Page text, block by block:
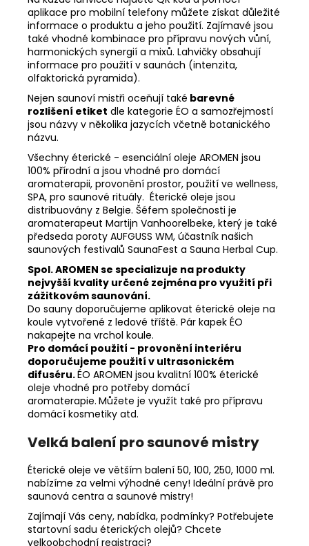
aplikace pro mobilní telefony můžete získat důležité
informace o produktu a jeho použití. Zajímavé jsou
také vhodné kombinace pro přípravu nových vůní,
harmonických synergií a mixů. Lahvičky obsahují
informace pro použití v saunách (intenzita,
olfaktorická pyramida).
Nejen saunoví mistři oceňují také barevné
rozlišení etiket dle kategorie ÉO a samozřejmostí
jsou názvy v několika jazycích včetně botanického
názvu.
Všechny éterické - esenciální oleje AROMEN jsou
100% přírodní a jsou vhodné pro domácí
aromaterapii, provonění prostor, použití ve wellness,
SPA, pro saunové rituály. Éterické oleje jsou
distribuovány z Belgie. Šéfem společnosti je
aromaterapeut Martijn Vanhoorelbeke, který je také
předseda poroty AUFGUSS WM, účastník našich
saunových festivalů SaunaFest a Sauna Herbal Cup.
Spol. AROMEN se specializuje na produkty
nejvyšší kvality určené zejména pro využití při
zážitkovém saunování.
Do sauny doporučujeme aplikovat éterické oleje na
koule vytvořené z ledové tříště. Pár kapek ÉO
nakapejte na vrchol koule.
Pro domácí použití - provonění interiéru
doporučujeme použití v ultrasonickém
difuséru.ÉO AROMEN jsou kvalitní 100% éterické
oleje vhodné pro potřeby domácí
aromaterapie. Můžete je využít také pro přípravu
domácí kosmetiky atd.
Velká balení pro saunové mistry
Éterické oleje ve větším balení 50, 100, 250, 1000 ml.
nabízíme za velmi výhodné ceny! Ideální právě pro
saunová centra a saunové mistry!
Zajímají Vás ceny, nabídka, podmínky? Potřebujete
startovní sadu éterických olejů? Chcete
velkoobchodní registraci?